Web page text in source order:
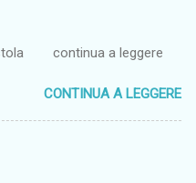
continua a leggere
CONTINUA A LEGGERE